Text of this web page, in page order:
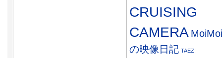
CRUISING
CAMERA
の映像日記 TAEZ!